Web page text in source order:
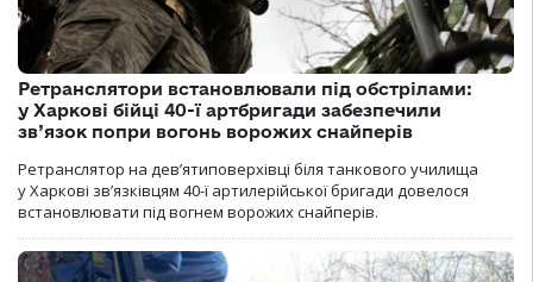
Ретранслятори встановлювали під обстрілами:
у Харкові бійці 40-ї артбригади забезпечили
зв’язок попри вогонь ворожих снайперів
Ретранслятор на дев’ятиповерхівці біля танкового училища
у Харкові зв’язківцям 40-ї артилерійської бригади довелося
встановлювати під вогнем ворожих снайперів.